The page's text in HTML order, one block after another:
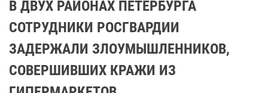
В ДВУХ РАЙОНАХ ПЕТЕРБУРГА
СОТРУДНИКИ РОСГВАРДИИ
ЗАДЕРЖАЛИ ЗЛОУМЫШЛЕННИКОВ,
СОВЕРШИВШИХ КРАЖИ ИЗ